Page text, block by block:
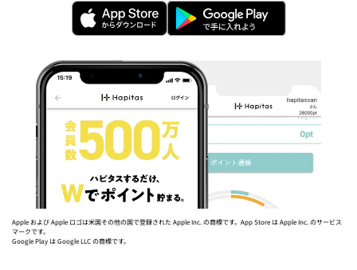
Apple および Apple ロゴは米国その他の国で登録された Apple Inc. の商標です。App Store は Apple Inc. のサービス
マークです。
Google Play は Google LLC の商標です。